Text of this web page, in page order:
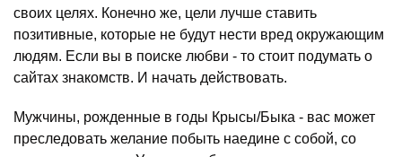
своих целях. Конечно же, цели лучше ставить
позитивные, которые не будут нести вред окружающим
людям. Если вы в поиске любви - то стоит подумать о
сайтах знакомств. И начать действовать.
Мужчины, рожденные в годы Крысы/Быка - вас может
преследовать желание побыть наедине с собой, со